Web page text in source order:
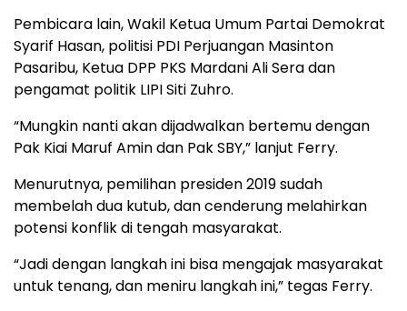
Pembicara lain, Wakil Ketua Umum Partai Demokrat
Syarif Hasan, politisi PDI Perjuangan Masinton
Pasaribu, Ketua DPP PKS Mardani Ali Sera dan
pengamat politik LIPI Siti Zuhro.
“Mungkin nanti akan dijadwalkan bertemu dengan
Pak Kiai Maruf Amin dan Pak SBY,” lanjut Ferry.
Menurutnya, pemilihan presiden 2019 sudah
membelah dua kutub, dan cenderung melahirkan
potensi konflik di tengah masyarakat.
“Jadi dengan langkah ini bisa mengajak masyarakat
untuk tenang, dan meniru langkah ini,” tegas Ferry.